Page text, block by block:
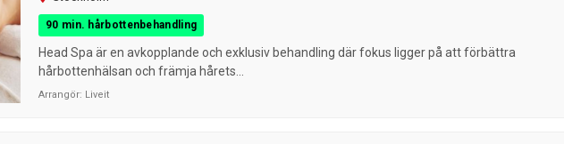
90 min. hårbottenbehandling
Head Spa är en avkopplande och exklusiv behandling där fokus ligger på att förbättra
hårbottenhälsan och främja hårets...
Arrangör: Liveit